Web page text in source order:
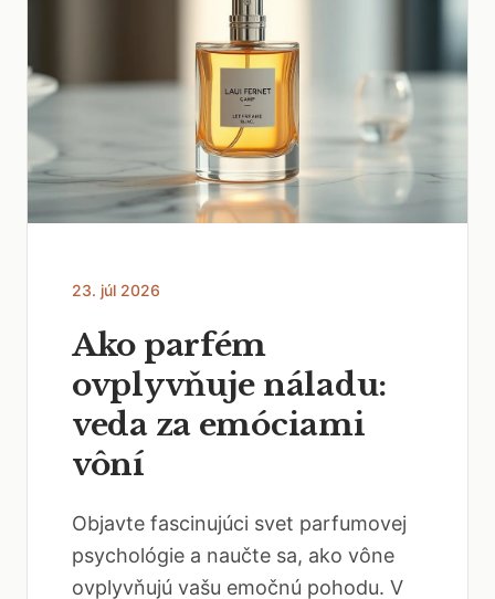
23. júl 2026
Ako parfém
ovplyvňuje náladu:
veda za emóciami
vôní
Objavte fascinujúci svet parfumovej
psychológie a naučte sa, ako vône
ovplyvňujú vašu emočnú pohodu. V